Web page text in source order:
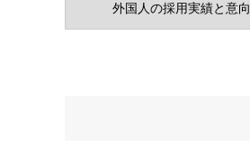
外国人の採用実績と意向